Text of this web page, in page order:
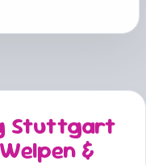
Stuttgart
&